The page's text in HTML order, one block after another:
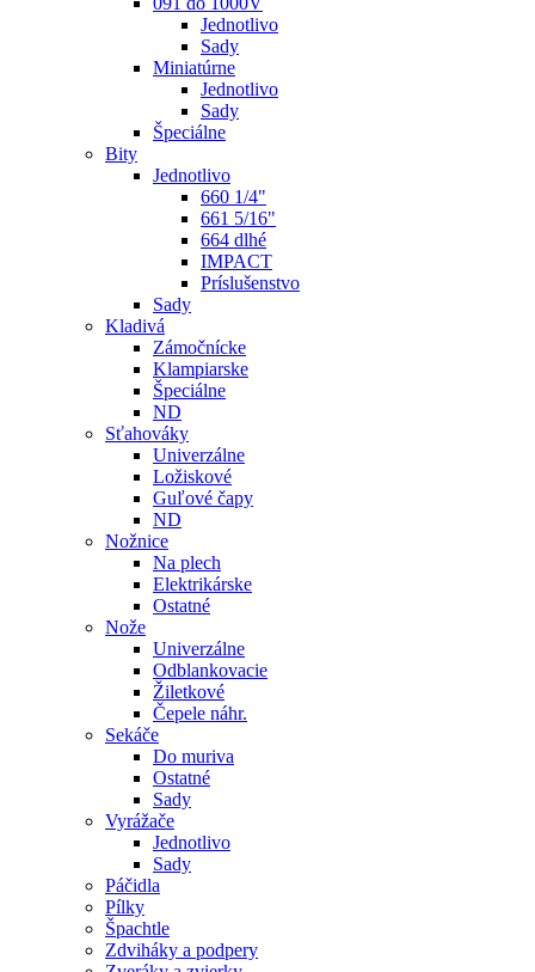
Jednotlivo
Sady
Miniatúrne
Jednotlivo
Sady
Špeciálne
Bity
Jednotlivo
660 1/4"
661 5/16"
664 dlhé
IMPACT
Príslušenstvo
Sady
Kladivá
Zámočnícke
Klampiarske
Špeciálne
ND
Sťahováky
Univerzálne
Ložiskové
Guľové čapy
ND
Nožnice
Na plech
Elektrikárske
Ostatné
Nože
Univerzálne
Odblankovacie
Žiletkové
Čepele náhr.
Sekáče
Do muriva
Ostatné
Sady
Vyrážače
Jednotlivo
Sady
Páčidla
Pílky
Špachtle
Zdviháky a podpery